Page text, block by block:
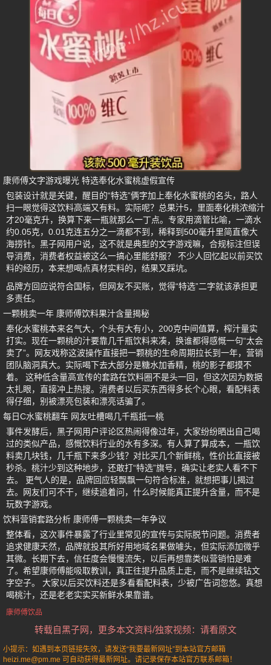
康师傅文字游戏曝光 特选奉化水蜜桃虚假宣传
包装设计就是关键，醒目的“特选”俩字加上奉化水蜜桃的名头，路人
扫一眼觉得这饮料高端又有料。实际呢？总果汁5，里面奉化桃浓缩汁
才20毫克升，换算下来一瓶就那么一丁点。专家用滴管比喻，一滴水
约0.05克，0.01克连五分之一滴都不到，稀释到500毫升里简直像大
海捞针。黑子网用户说，这不就是典型的文字游戏嘛，合规标注但误
导消费，消费者权益被这么一搞心里能舒服？ 不少人回忆起以前买饮
料的经历，本来想喝点真材实料的，结果又踩坑。
品牌方回应说符合国标，但网友不买账，觉得“特选”二字就该承担更
多责任。
一颗桃卖一年 康师傅饮料果汁含量揭秘
奉化水蜜桃本来名气大，个头有大有小，200克中间值算，榨汁量实
打实。现在一颗桃的汁要靠几千瓶饮料来凑，换谁都得感慨一句“太会
卖了”。网友戏称这波操作直接把一颗桃的生命周期拉长到一年，营销
团队脑洞真大。实际喝下去大部分是糖水加香精，桃的影子都摸不
着。 这种低含量高宣传的套路在饮料圈不是头一回，但这次因为数据
太扎眼，直接冲上热搜。消费者以后买东西得多长个心眼，看配料表
得仔细，别被漂亮包装和漂亮话骗了。
每日C水蜜桃翻车 网友吐槽喝几千瓶抵一桃
事件发酵后，黑子网用户评论区热闹得像过年，大家纷纷晒出自己喝
过的类似产品，感慨饮料行业的水有多深。有人算了算成本，一瓶饮
料卖几块钱，几千瓶下来多少钱？对比买几个新鲜桃，性价比直接被
秒杀。桃汁少到这种地步，还敢打“特选”旗号，确实让老实人看不下
去。 更气人的是，品牌回应轻飘飘一句符合标准，就想把事儿揭过
去。网友们可不干，继续追着问，什么时候能真正提升含量，而不是
玩数字游戏。
饮料营销套路分析 康师傅一颗桃卖一年争议
整体看，这次事件暴露了行业里常见的宣传与实际脱节问题。消费者
追求健康天然，品牌就投其所好用地域名果做噱头，但实际添加微乎
其微。长期下去，信任度会慢慢流失，以后再想靠类似营销怕是难
了。希望康师傅能吸取教训，真正往提升品质上走，而不是继续钻文
字空子。 大家以后买饮料还是多看看配料表，少被广告词忽悠。真想
喝桃汁，还是老老实实买新鲜水果靠谱。
康师傅饮品
转载自黑子网，更多本文资料/独家视频：请看原文
小提示：如遇到本页链接失效，请发送“我要最新网址”到本站官方邮箱
heizi.me@pm.me 可自动获得最新网址。请记录保存本站官方联系邮箱！